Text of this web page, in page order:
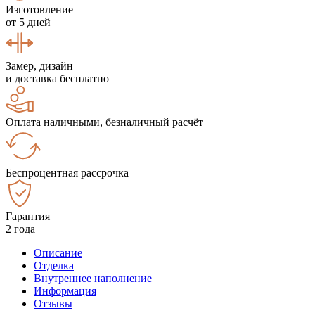
Изготовление
от 5 дней
Замер, дизайн
и доставка бесплатно
Оплата наличными, безналичный расчёт
Беспроцентная рассрочка
Гарантия
2 года
Описание
Отделка
Внутреннее наполнение
Информация
Отзывы